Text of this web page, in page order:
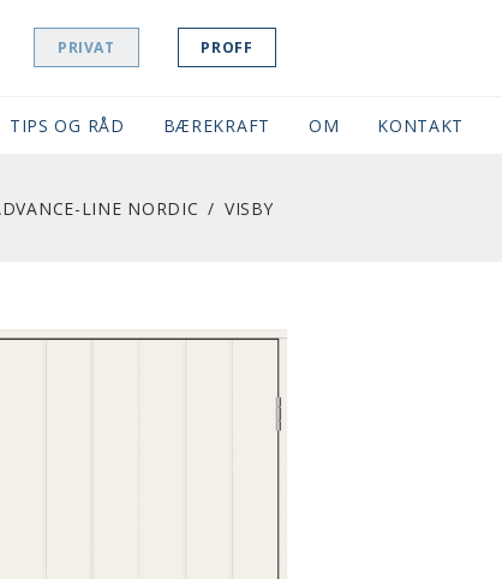
PRIVAT PROFF
TIPS OG RÅD BÆREKRAFT OM KONTAKT
LINE NORDIC VISBY